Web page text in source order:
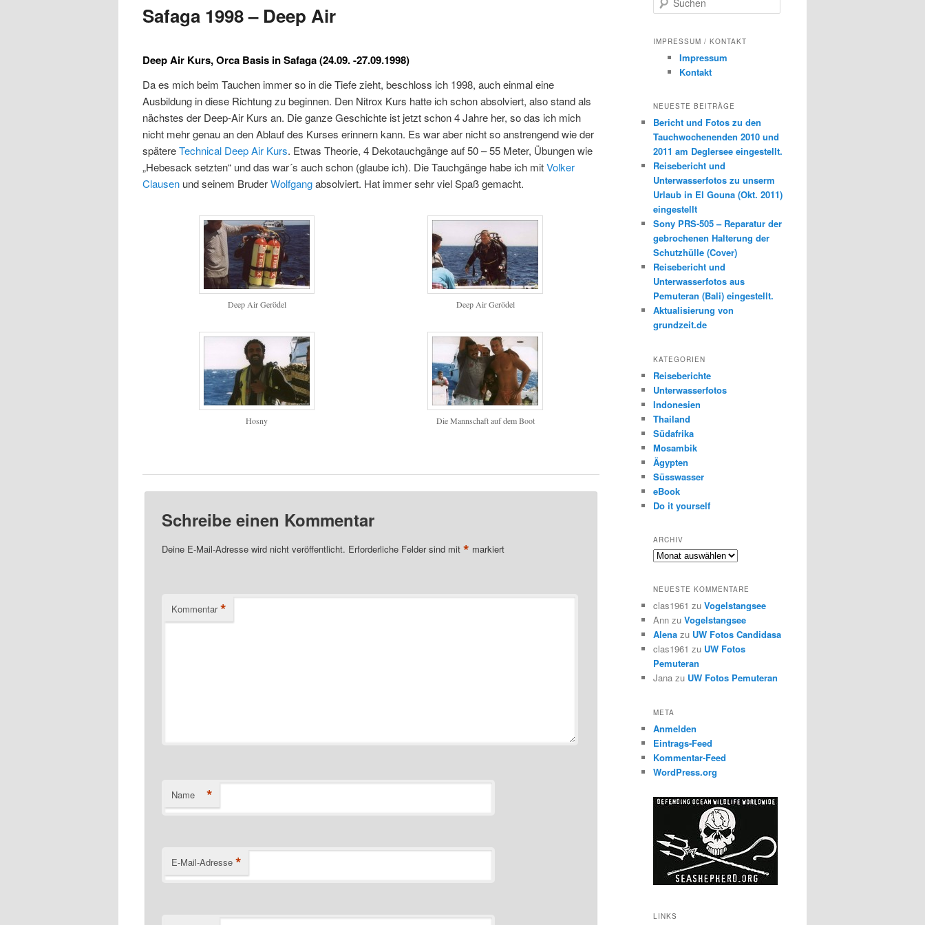
Inhalt
springen
Inhalt
springen
Safaga 1998 – Deep Air
Deep Air Kurs, Orca Basis in Safaga (24.09. -27.09.1998)
Da es mich beim Tauchen immer so in die Tiefe zieht, beschloss ich 1998, auch einmal eine
Ausbildung in diese Richtung zu beginnen. Den Nitrox Kurs hatte ich schon absolviert, also stand als
nächstes der Deep-Air Kurs an. Die ganze Geschichte ist jetzt schon 4 Jahre her, so das ich mich
nicht mehr genau an den Ablauf des Kurses erinnern kann. Es war aber nicht so anstrengend wie der
spätereTechnical Deep Air Kurs. Etwas Theorie, 4 Dekotauchgänge auf 50 – 55 Meter, Übungen wie
„Hebesack setzten“ und das war´s auch schon (glaube ich). Die Tauchgänge habe ich mitVolker
Clausen und seinem BruderWolfgangabsolviert. Hat immer sehr viel Spaß gemacht.
Deep Air Gerödel Deep Air Gerödel
Hosny Die Mannschaft auf dem Boot
Schreibe einen Kommentar
Deine E-Mail-Adresse wird nicht veröffentlicht. Erforderliche Felder sind mit* markiert
Kommentar *
Name *
E-Mail-Adresse *
u
h
IMPRESSUM / KONTAKT
Impressum
Kontakt
NEUESTE BEITRÄGE
Bericht und Fotos zu den
Tauchwochenenden 2010 und
2011 am Deglersee eingestellt.
Reisebericht und
Unterwasserfotos zu unserm
Urlaub in El Gouna (Okt. 2011)
eingestellt
Sony PRS-505 – Reparatur der
gebrochenen Halterung der
Schutzhülle (Cover)
Reisebericht und
Unterwasserfotos aus
Pemuteran (Bali) eingestellt.
Aktualisierung von
grundzeit.de
KATEGORIEN
Reiseberichte
Unterwasserfotos
Indonesien
Thailand
Südafrika
Mosambik
Ägypten
Süsswasser
eBook
Do it yourself
ARCHIV
Archiv
NEUESTE KOMMENTARE
clas1961 zu Vogelstangsee
Ann zu Vogelstangsee
Alena zu UW Fotos Candidasa
clas1961 zu UW Fotos
Pemuteran
Jana zu UW Fotos Pemuteran
META
Anmelden
Eintrags-Feed
Kommentar-Feed
WordPress.org
LINKS